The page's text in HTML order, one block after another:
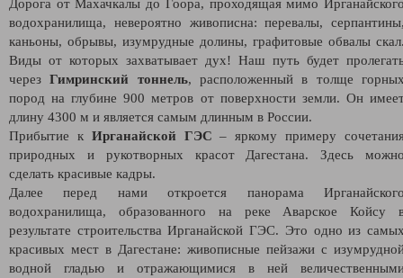
Дорога от Махачкалы до Гоора, проходящая мимо
водохранилища, невероятно живописна: перевалы,
каньоны, обрывы, изумрудные долины, графитовые обвалы
Виды от которых захватывает дух! Наш путь будет
через Гимринский тоннель, расположенный в толще
пород на глубине 900 метров от поверхности земли. Он
длину 4300 м и является самым длинным в России.
Прибытие к Ирганайской ГЭС – яркому примеру
природных и рукотворных красот Дагестана. Здесь
сделать красивые кадры.
Далее перед нами откроется панорама
водохранилища, образованного на реке Аварское Койсу
результате строительства Ирганайской ГЭС. Это одно из
красивых мест в Дагестане: живописные пейзажи с
водной гладью и отражающимися в ней